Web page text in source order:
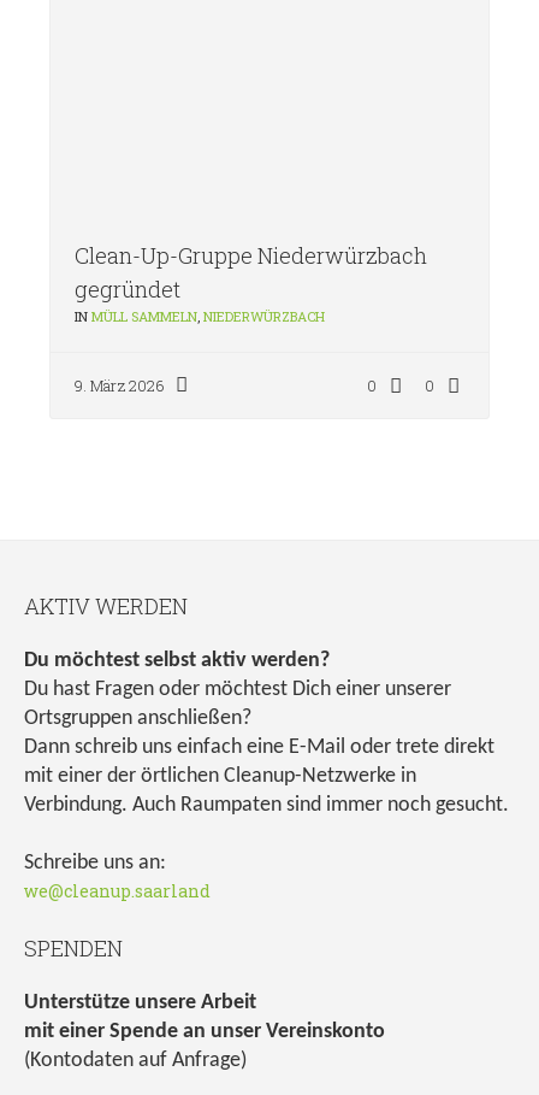
Clean-Up-Gruppe Niederwürzbach
gegründet
INMÜLL SAMMELN ,NIEDERWÜRZBACH
0
0
9. März 2026
AKTIV WERDEN
Du möchtest selbst aktiv werden?
Du hast Fragen oder möchtest Dich einer unserer
Ortsgruppen anschließen?
Dann schreib uns einfach eine E-Mail oder trete direkt
mit einer der örtlichen Cleanup-Netzwerke in
Verbindung. Auch Raumpaten sind immer noch gesucht.
Schreibe uns an:
we@cleanup.saarland
SPENDEN
Unterstütze unsere Arbeit
mit einer Spende an unser Vereinskonto
(Kontodaten auf Anfrage)